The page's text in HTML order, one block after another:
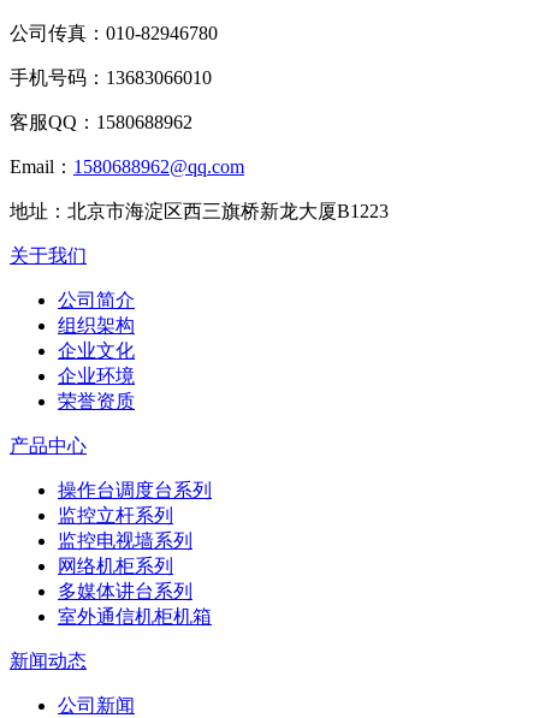
公司传真： 010-82946780
手机号码： 13683066010
客服QQ： 1580688962
Email： 1580688962@qq.com
地址： 北京市海淀区西三旗桥新龙大厦B1223
关于我们
公司简介
组织架构
企业文化
企业环境
荣誉资质
产品中心
操作台调度台系列
监控立杆系列
监控电视墙系列
网络机柜系列
多媒体讲台系列
室外通信机柜机箱
新闻动态
公司新闻